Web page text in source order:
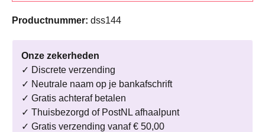
Productnummer: dss144
Onze zekerheden
✓ Discrete verzending
✓ Neutrale naam op je bankafschrift
✓ Gratis achteraf betalen
✓ Thuisbezorgd of PostNL afhaalpunt
✓ Gratis verzending vanaf € 50,00